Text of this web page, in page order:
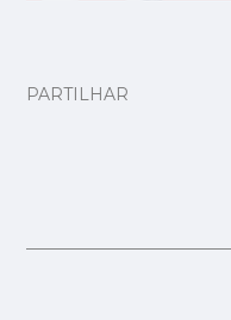
PARTILHAR